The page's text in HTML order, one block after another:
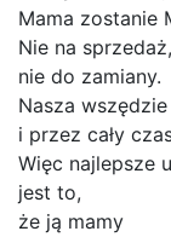
Mama zostanie
Nie na sprzedaż,
nie do zamiany.
Nasza wszędzie
i przez cały
Więc najlepsze
jest to,
że ją mamy